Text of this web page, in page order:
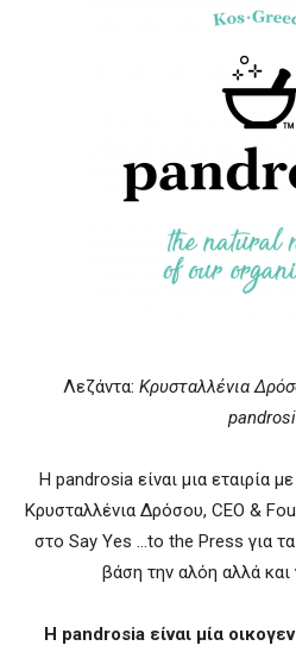
Λεζάντα: Κρυσταλλένια
Η pandrosia είναι μια εταιρία
Κρυσταλλένια Δρόσου, CEO &
στο Say Yes …to the Press για
βάση την αλόη αλλά και
Η pandrosia είναι μία